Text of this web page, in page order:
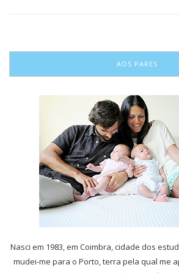
AOS PARES
Nasci em 1983, em Coimbra, cidade dos
mudei-me para o Porto, terra pela qual me